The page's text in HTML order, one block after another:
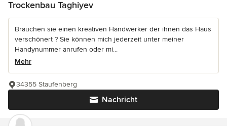
Trockenbau Taghiyev
Brauchen sie einen kreativen Handwerker der ihnen das Haus
verschönert ? Sie können mich jederzeit unter meiner
Handynummer anrufen oder mi...
Mehr
Nachricht
34355 Staufenberg